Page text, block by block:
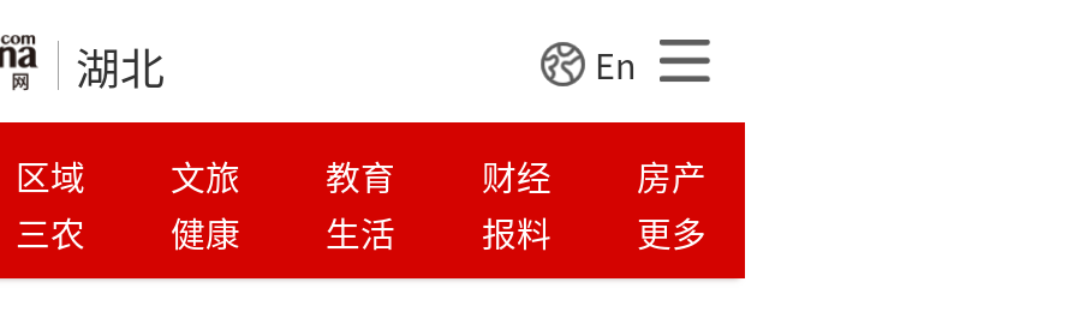
湖北 En
区域 文旅 教育 财经
房产
三农 健康 生活 报料 更多